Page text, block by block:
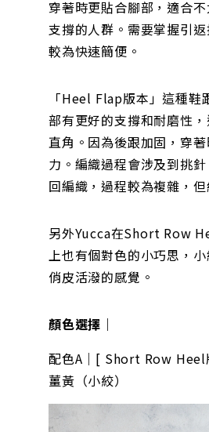
穿著時更貼合腳部，適合
支撐的人群。需要掌握引
較為快速簡便。
「Heel Flap版本」這種鞋
部有更好的支撐和耐磨性
直角。因為後跟加固，穿
力。編織過程會涉及到挑
回編織，過程較為複雜，但
另外Yucca在Short Row
上也有個對色的小巧思，
俏皮活潑的感覺。
顏色選擇｜
配色A｜[ Short Row Heel
薑黃（小絞）